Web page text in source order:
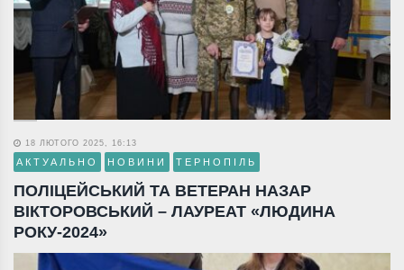
18 ЛЮТОГО 2025, 16:13
АКТУАЛЬНО НОВИНИ ТЕРНОПІЛЬ
ПОЛІЦЕЙСЬКИЙ ТА ВЕТЕРАН НАЗАР
ВІКТОРОВСЬКИЙ – ЛАУРЕАТ «ЛЮДИНА
РОКУ-2024»